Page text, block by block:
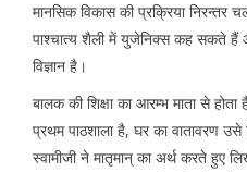
मानसिक विकास की प्रक्रिया निरन्तर
पाश्चात्य शैली में युजेनिक्स कह सकते हैं
विज्ञान है।
बालक की शिक्षा का आरम्भ माता से
प्रथम पाठशाला है, घर का वातावरण उसे
स्वामीजी ने मातृमान् का अर्थ करते हुए